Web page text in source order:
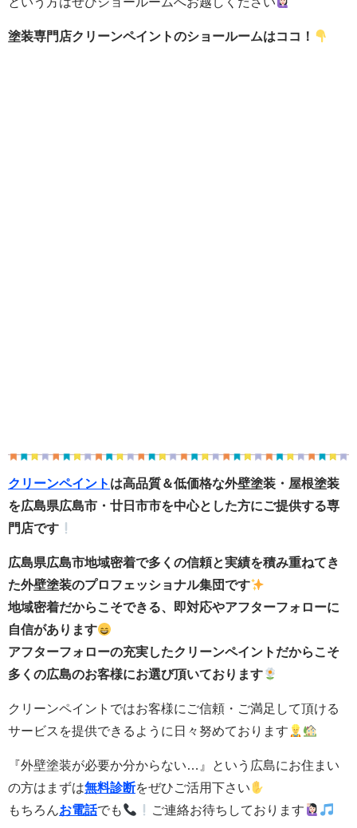
塗装専門店クリーンペイントのショールームはココ！
クリーンペイント は高品質＆低価格な外壁塗装・屋根塗装
を広島県広島市・廿日市市を中心とした方にご提供する専
門店です
広島県広島市地域密着で多くの信頼と実績を積み重ねてき
た外壁塗装のプロフェッショナル集団です
地域密着だからこそできる、即対応やアフターフォローに
自信があります
アフターフォローの充実したクリーンペイントだからこそ
多くの広島のお客様にお選び頂いております
クリーンペイントではお客様にご信頼・ご満足して頂ける
サービスを提供できるように日々努めております
『外壁塗装が必要か分からない…』という広島にお住まい
の方はまずは無料診断をぜひご活用下さい
もちろんお電話でも ご連絡お待ちしております